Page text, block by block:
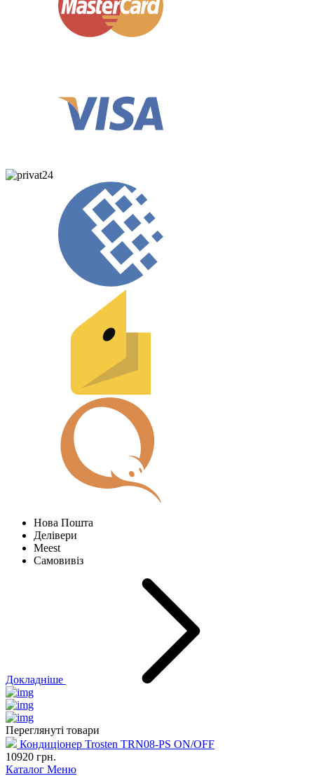
Нова Пошта
Делівери
Meest
Самовивіз
Докладніше
Переглянуті товари
Кондиціонер Trosten TRN08-PS ON/OFF
10920 грн.
Каталог Меню